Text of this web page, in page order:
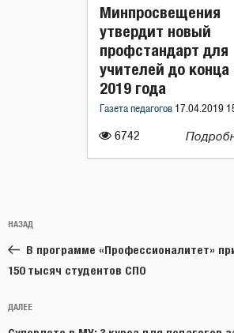
6742
Минпросвещения
утвердит новый
профстандарт для
учителей до конца
2019 года
Газета педагогов 17.04.2019
по
записям
Предыдущая
запись:
НАЗАД
В программе «Профессионалитет»
150 тысяч студентов СПО
Следующая
запись
ДАЛЕЕ